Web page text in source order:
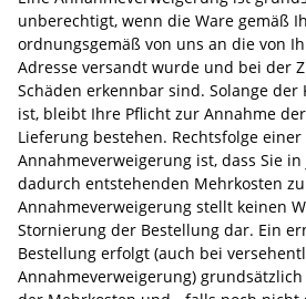
unberechtigt, wenn die Ware gemäß
ordnungsgemäß von uns an die von
Adresse versandt wurde und bei der
Schäden erkennbar sind. Solange der
ist, bleibt Ihre Pflicht zur Annahme
Lieferung bestehen. Rechtsfolge
Annahmeverweigerung ist, dass Sie
dadurch entstehenden Mehrkosten
Annahmeverweigerung stellt keinen
Stornierung der Bestellung dar. Ein
Bestellung erfolgt (auch bei
Annahmeverweigerung)